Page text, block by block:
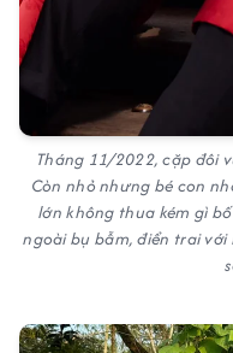
Tháng 11/2022, cặp đôi
Còn nhỏ nhưng bé con
lớn không thua kém gì
ngoài bụ bẫm, điển trai